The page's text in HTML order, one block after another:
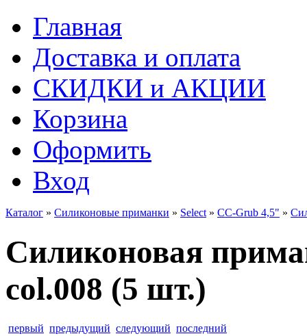
Главная
Доставка и оплата
СКИДКИ и АКЦИИ
Корзина
Оформить
Вход
Каталог » Силиконовые приманки » Select » CC-Grub 4,5" »
Силиконовая
col.008 (5 шт.)
первый предыдущий следующий последний